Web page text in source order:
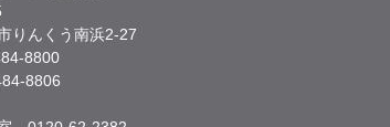
りんくう南浜2-27
8800
8806